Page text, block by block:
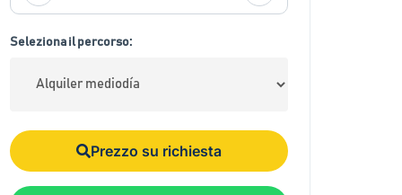
Seleziona il percorso:
Prezzo su richiesta